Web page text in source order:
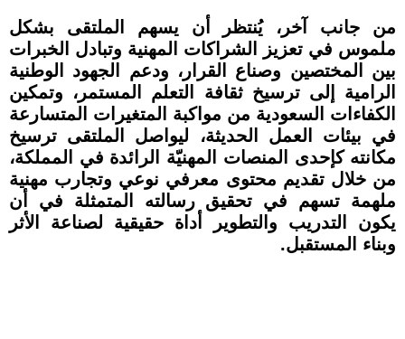
من جانب آخر، يُنتظر أن يسهم الملتقى بشكل
ملموس في تعزيز الشراكات المهنية وتبادل الخبرات
بين المختصين وصناع القرار، ودعم الجهود الوطنية
الرامية إلى ترسيخ ثقافة التعلم المستمر، وتمكين
الكفاءات السعودية من مواكبة المتغيرات المتسارعة
في بيئات العمل الحديثة، ليواصل الملتقى ترسيخ
مكانته كإحدى المنصات المهنيّة الرائدة في المملكة،
من خلال تقديم محتوى معرفي نوعي وتجارب مهنية
ملهمة تسهم في تحقيق رسالته المتمثلة في أن
يكون التدريب والتطوير أداة حقيقية لصناعة الأثر
وبناء المستقبل.